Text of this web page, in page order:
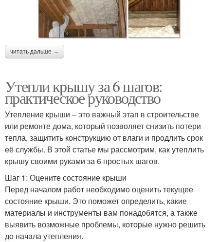
читать дальше →
Утепли крышу за 6 шагов:
практическое руководство
Утепление крыши – это важный этап в строительстве
или ремонте дома, который позволяет снизить потери
тепла, защитить конструкцию от влаги и продлить срок
её службы. В этой статье мы рассмотрим, как утеплить
крышу своими руками за 6 простых шагов.
Шаг 1: Оцените состояние крыши
Перед началом работ необходимо оценить текущее
состояние крыши. Это поможет определить, какие
материалы и инструменты вам понадобятся, а также
выявить возможные проблемы, которые нужно решить
до начала утепления.